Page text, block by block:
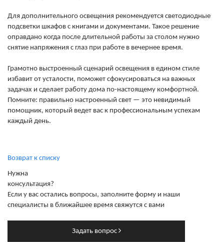
Для дополнительного освещения рекомендуется светодиодные
подсветки шкафов с книгами и документами. Такое решение
оправдано когда после длительной работы за столом нужно
снятие напряжения с глаз при работе в вечернее время.
Грамотно выстроенный сценарий освещения в едином стиле
избавит от усталости, поможет сфокусироваться на важных
задачах и сделает работу дома по-настоящему комфортной.
Помните: правильно настроенный свет — это невидимый
помощник, который ведет вас к профессиональным успехам
каждый день.
Возврат к списку
Нужна
консультация?
Если у вас остались вопросы, заполните форму и наши
специалисты в ближайшее время свяжутся с вами
Задать вопрос